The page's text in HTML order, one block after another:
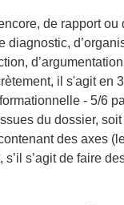
de rapport
diagnostic,
il s'agit en
- 5/6
du dossier,
des axes
s’agit de faire